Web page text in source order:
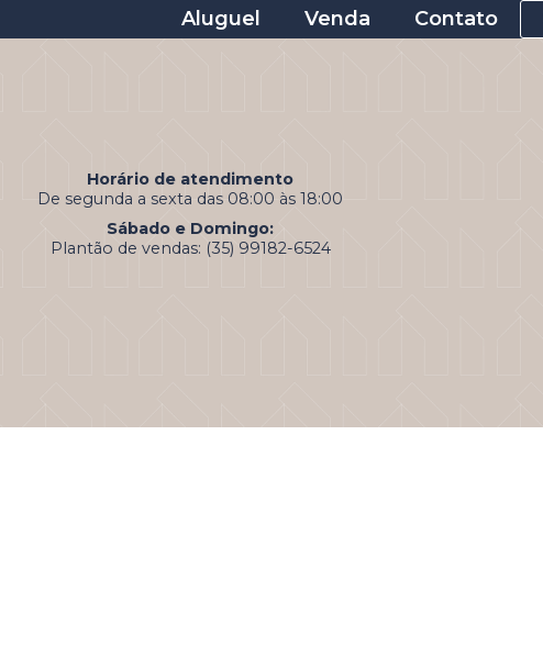
Aluguel Venda Contato
Horário de atendimento
De segunda a sexta das 08:00 às 18:00
Sábado e Domingo:
Plantão de vendas: (35) 99182-6524